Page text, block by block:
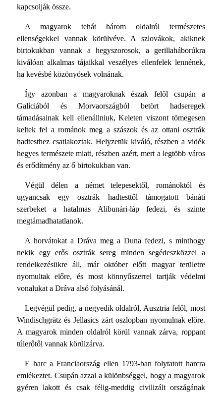
kapcsolják össze.
A magyarok tehát három oldalról természetes
ellenségekkel vannak körülvéve. A szlovákok, akiknek
birtokukban vannak a hegyszorosok, a gerillaháborúkra
kiválóan alkalmas tájaikkal veszélyes ellenfelek lennének,
ha kevésbé közönyösek volnának.
Így azonban a magyaroknak észak felől csupán a
Galíciából és Morvaországból betört hadseregek
támadásainak kell ellenállniuk, Keleten viszont tömegesen
keltek fel a románok meg a szászok és az ottani osztrák
hadtesthez csatlakoztak. Helyzetük kiváló, részben a vidék
hegyes természete miatt, részben azért, mert a legtöbb város
és erődítmény az ő birtokukban van.
Végül délen a német telepesektől, románoktól és
ugyancsak egy osztrák hadtesttől támogatott bánáti
szerbeket a hatalmas Alibunári-láp fedezi, és szinte
megtámadhatatlanok.
A horvátokat a Dráva meg a Duna fedezi, s minthogy
nekik egy erős osztrák sereg minden segédeszközzel a
rendelkezésükre áll, már október előtt magyar területre
nyomultak előre, és most könnyűszerrel tartják védelmi
vonalukat a Dráva alsó folyásánál.
Legvégül pedig, a negyedik oldalról, Ausztria felől, most
Windischgrätz és Jellasics zárt oszlopban nyomulnak előre.
A magyarok minden oldalról körül vannak zárva, roppant
túlerőtől vannak körülzárva.
E harc a Franciaország ellen 1793-ban folytatott harcra
emlékeztet. Csupán azzal a különbséggel, hogy a magyarok
gyéren lakott és csak félig-meddig civilizált országának